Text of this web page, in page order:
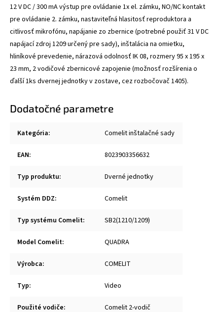
12 V DC / 300 mA výstup pre ovládanie 1x el. zámku, NO/NC kontakt
pre ovládanie 2. zámku, nastaviteľná hlasitosť reproduktora a
citlivosť mikrofónu, napájanie zo zbernice (potrebné použiť 31 V DC
napájací zdroj 1209 určený pre sady), inštalácia na omietku,
hliníkové prevedenie, nárazová odolnosť IK 08, rozmery 95 x 195 x
23 mm, 2 vodičové zbernicové zapojenie (možnosť rozšírenia o
ďalší 1ks dvernej jednotky v zostave, cez rozbočovač 1405).
Dodatočné parametre
Kategória: Comelit inštalačné sady
EAN: 8023903356632
Typ produktu: Dverné jednotky
Systém DDZ: Comelit
Typ systému Comelit: SB2(1210/1209)
Model Comelit: QUADRA
Výrobca: COMELIT
Typ: Video
Použité vodiče: Comelit 2-vodič